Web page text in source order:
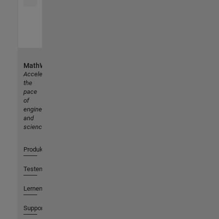
MathWorks
Accelerating
the
pace
of
engineering
and
science
Produkte
Testen oder Kaufen
Lernen
Support